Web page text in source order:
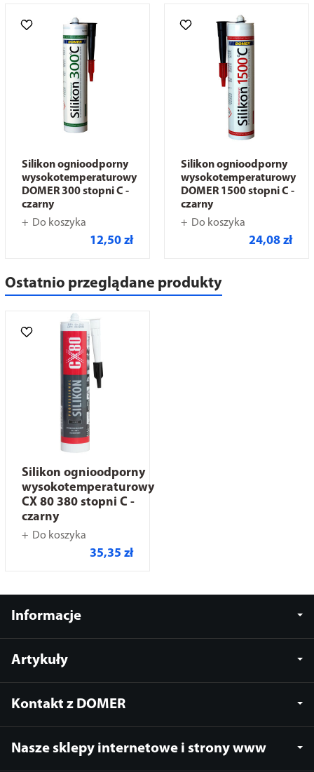
Silikon ognioodporny
wysokotemperaturowy
DOMER 300 stopni C -
czarny
Do koszyka
12,50 zł
Silikon ognioodporny
wysokotemperaturowy
DOMER 1500 stopni C -
czarny
Do koszyka
24,08 zł
Ostatnio przeglądane produkty
Silikon ognioodporny
wysokotemperaturowy
CX 80 380 stopni C -
czarny
Do koszyka
35,35 zł
Informacje
Artykuły
Kontakt z DOMER
Nasze sklepy internetowe i strony www